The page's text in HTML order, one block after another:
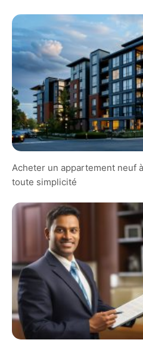
Acheter un appartement neuf
toute simplicité